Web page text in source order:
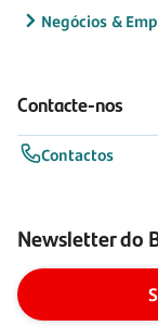
Negócios &
Contacte-nos
Contactos
Newsletter do